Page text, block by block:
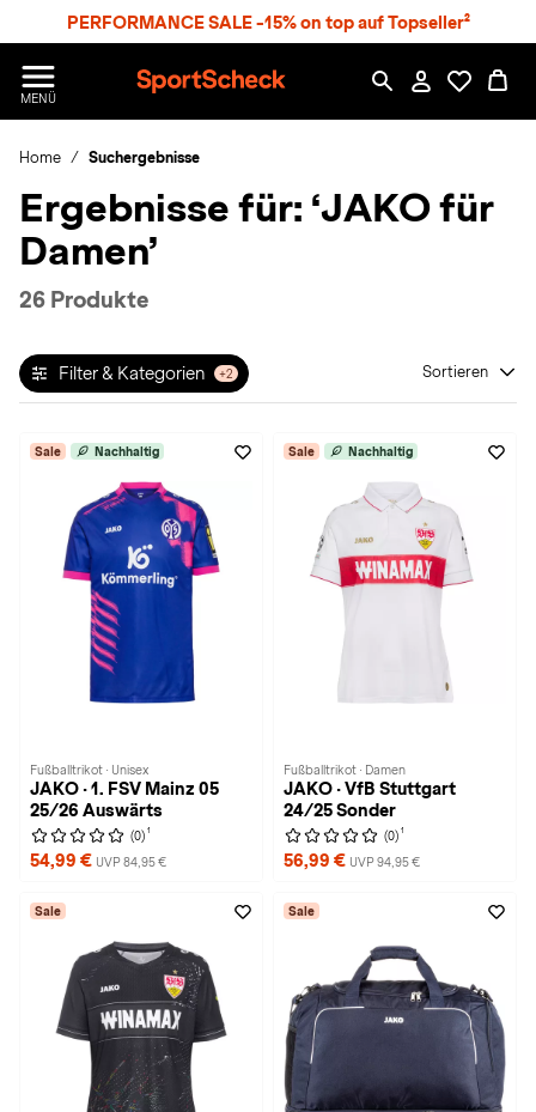
PERFORMANCE SALE -15% on top auf Topseller²
MENÜ
p
r
S
h
c
Home Suchergebnisse
Ergebnisse für: ‘JAKO für
Damen’
26 Produkte
Filter & Kategorien +2 Sortieren
Sale Nachhaltig
Fußballtrikot · Unisex
JAKO · 1. FSV Mainz 05
25/26 Auswärts
(0) 1
54,99 € UVP 84,95 €
Sale Nachhaltig
Fußballtrikot · Damen
JAKO · VfB Stuttgart
24/25 Sonder
(0) 1
56,99 € UVP 94,95 €
Sale Sale